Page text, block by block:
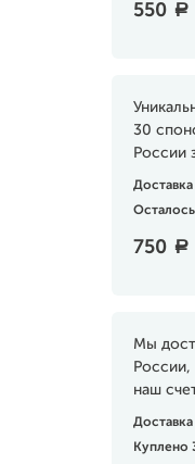
550 a
30
России
Доставка
750 a
Мы
России,
наш
Доставка
Куплено